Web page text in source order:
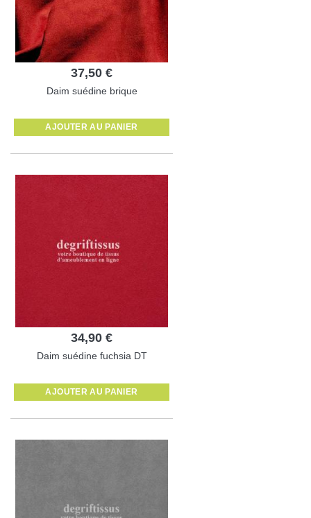
37,50 €
Daim suédine brique
AJOUTER AU PANIER
34,90 €
Daim suédine fuchsia DT
AJOUTER AU PANIER